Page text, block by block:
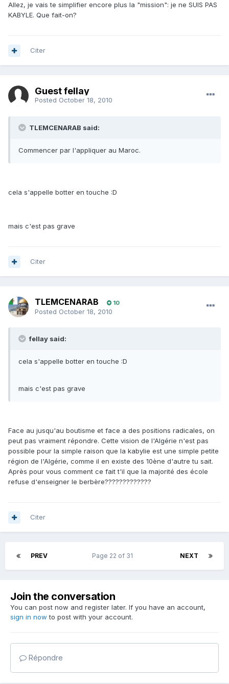
Allez, je vais te simplifier encore plus la "mission": je ne SUIS PAS
KABYLE. Que fait-on?
Citer
Guest fellay
Posted October 18, 2010
TLEMCENARAB said:
Commencer par l'appliquer au Maroc.
cela s'appelle botter en touche :D
mais c'est pas grave
Citer
TLEMCENARAB 10
Posted October 18, 2010
fellay said:
cela s'appelle botter en touche :D
mais c'est pas grave
Face au jusqu'au boutisme et face a des positions radicales, on
peut pas vraiment répondre. Cette vision de l'Algérie n'est pas
possible pour la simple raison que la kabylie est une simple petite
région de l'Algérie, comme il en existe des 10ène d'autre tu sait.
Après pour vous comment ce fait t'il que la majorité des école
refuse d'enseigner le berbère?????????????
Citer
PREV NEXT
Page 22 of 31
Join the conversation
You can post now and register later. If you have an account,
sign in now to post with your account.
Répondre